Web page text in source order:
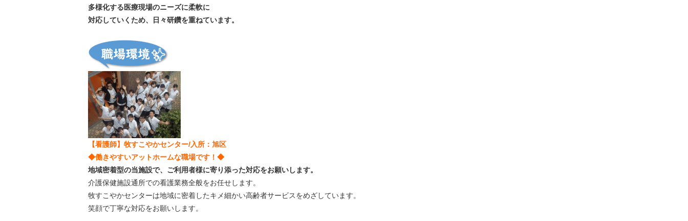
多様化する医療現場のニーズに柔軟に
対応していくため、日々研鑽を重ねています。
【看護師】牧すこやかセンター/入所：旭区
◆働きやすいアットホームな職場です！◆
地域密着型の当施設で、ご利用者様に寄り添った対応をお願いします。
介護保健施設通所での看護業務全般をお任せします。
牧すこやかセンターは地域に密着したキメ細かい高齢者サービスをめざしています。
笑顔で丁寧な対応をお願いします。